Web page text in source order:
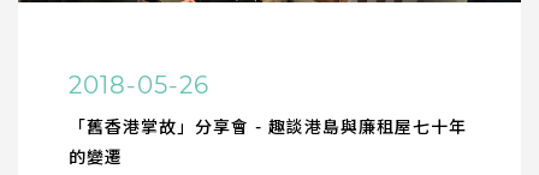
2018-05-26
「舊香港掌故」分享會 - 趣談港島與廉租屋七十年
的變遷